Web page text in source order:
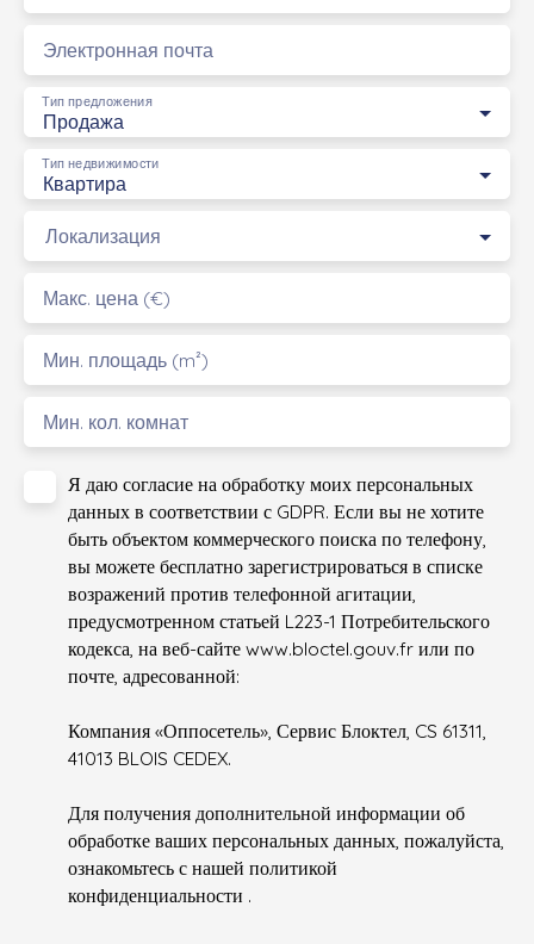
Электронная почта
Продажа
Тип предложения
Квартира
Тип недвижимости
Локализация
Макс. цена (€)
Мин. площадь (m²)
Мин. кол. комнат
Я даю согласие на обработку моих персональных
данных в соответствии с GDPR. Если вы не хотите
быть объектом коммерческого поиска по телефону,
вы можете бесплатно зарегистрироваться в списке
возражений против телефонной агитации,
предусмотренном статьей L223-1 Потребительского
кодекса, на веб-сайте www.bloctel.gouv.fr или по
почте, адресованной:
Компания «Оппосетель», Сервис Блоктел, CS 61311,
41013 BLOIS CEDEX.
Для получения дополнительной информации об
обработке ваших персональных данных, пожалуйста,
ознакомьтесь с нашей политикой
конфиденциальности .